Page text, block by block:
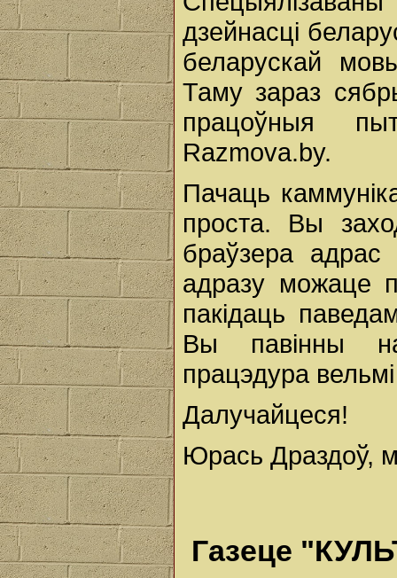
дзейнасці
беларускай
Таму зараз
працоўныя
Razmova.by.
Пачаць
проста. Вы
браўзера
адразу можаце
пакідаць
Вы павінны
працэдура
Далучайцеся!
Юрась Драздоў,
Газеце